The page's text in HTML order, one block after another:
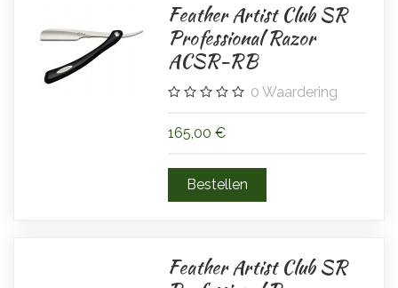
Feather Artist Club SR
Professional Razor
ACSR-RB
0 Waardering
165,00 €
Feather Artist Club SR